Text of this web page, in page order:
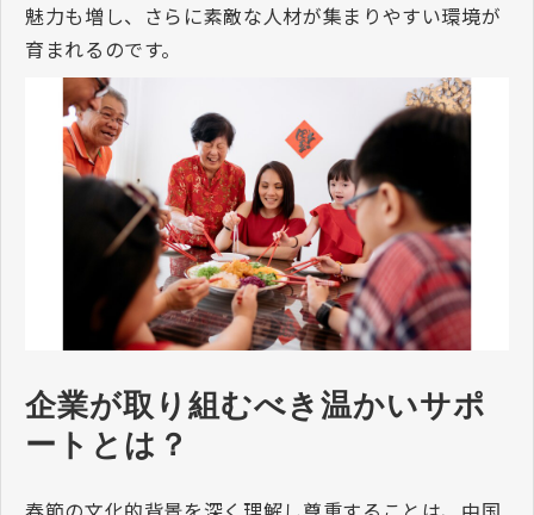
魅力も増し、さらに素敵な人材が集まりやすい環境が
育まれるのです。
企業が取り組むべき温かいサポ
ートとは？